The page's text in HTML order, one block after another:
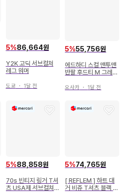
5%86,664원
Y2K 고딕 서브컬쳐
레그 워머
도쿄 ・ 1달 전
5%55,756원
에드하디 스컬 맨투맨
반팔 후드티 M 그레이
오사카 ・ 1달 전
5%88,858원
70s 빈티지 링거 T셔
츠 USA제 서브컬쳐
5%74,765원
[ REFLEM ] 하트 대
거 비쥬 T셔츠 블랙 F